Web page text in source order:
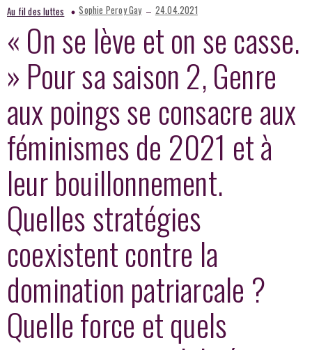
Au fil des luttes Sophie Peroy Gay – 24.04.2021
« On se lève et on se casse.
» Pour sa saison 2, Genre
aux poings se consacre aux
féminismes de 2021 et à
leur bouillonnement.
Quelles stratégies
coexistent contre la
domination patriarcale ?
Quelle force et quels